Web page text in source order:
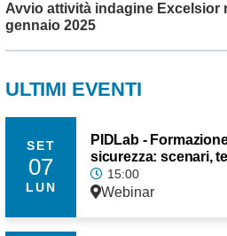
Avvio attività indagine Excelsior
gennaio 2025
ULTIMI EVENTI
SET
07
LUN
PIDLab -
sicurezza: scenari,
15:00
Webinar